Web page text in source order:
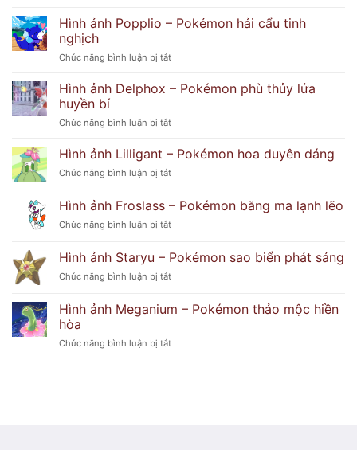
Dễ
Bí
ảnh
Lusamine
thần
đoán
Hình ảnh Popplio – Pokémon hải cẩu tinh
nghịch
Chức năng bình luận bị tắtở
ảnh
Popplio
Pokémon
cẩu
nghịch
Hình ảnh Delphox – Pokémon phù thủy lửa
huyền bí
Chức năng bình luận bị tắtở
ảnh
Delphox
–
phù
lửa
bí
Hình ảnh Lilligant – Pokémon hoa duyên dáng
Chức năng bình luận bị tắtở
ảnh
Lilligant
–
hoa
duyên
dáng
Hình ảnh Froslass – Pokémon băng ma lạnh lẽo
Chức năng bình luận bị tắtở
ảnh
Froslass
–
băng
lẽo
Hình ảnh Staryu – Pokémon sao biển phát sáng
Chức năng bình luận bị tắtở
Staryu
Pokémon
Hình ảnh Meganium – Pokémon thảo mộc hiền
hòa
Chức năng bình luận bị tắtở